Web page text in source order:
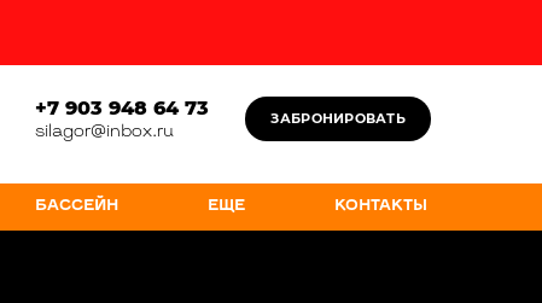
+7 903 948 64 73
silagor@inbox.ru
ЗАБРОНИРОВАТЬ
БАССЕЙН ЕЩЕ КОНТАКТЫ